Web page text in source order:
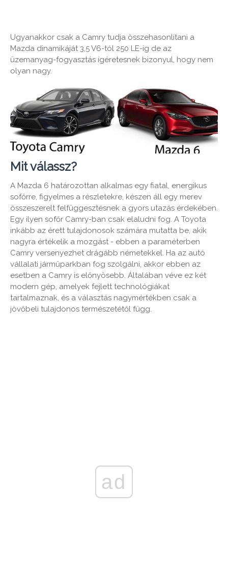
Ugyanakkor csak a Camry tudja összehasonlítani a
Mazda dinamikáját 3,5 V6-tól 250 LE-ig de az
üzemanyag-fogyasztás ígéretesnek bizonyul, hogy nem
olyan nagy.
Mit válassz?
A Mazda 6 határozottan alkalmas egy fiatal, energikus
sofőrre, figyelmes a részletekre, készen áll egy merev
összeszerelt felfüggesztésnek a gyors utazás érdekében.
Egy ilyen sofőr Camry-ban csak elaludni fog. A Toyota
inkább az érett tulajdonosok számára mutatta be, akik
nagyra értékelik a mozgást - ebben a paraméterben
Camry versenyezhet drágább németekkel. Ha az autó
vállalati járműparkban fog szolgálni, akkor ebben az
esetben a Camry is előnyösebb. Általában véve ez két
modern gép, amelyek fejlett technológiákat
tartalmaznak, és a választás nagymértékben csak a
jövőbeli tulajdonos természetétől függ.
ad